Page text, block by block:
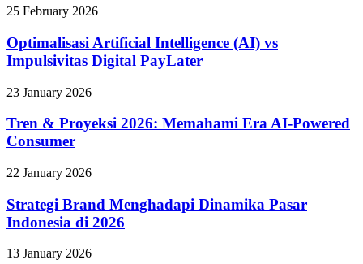
25 February 2026
Optimalisasi Artificial Intelligence (AI) vs
Impulsivitas Digital PayLater
23 January 2026
Tren & Proyeksi 2026: Memahami Era AI-Powered
Consumer
22 January 2026
Strategi Brand Menghadapi Dinamika Pasar
Indonesia di 2026
13 January 2026